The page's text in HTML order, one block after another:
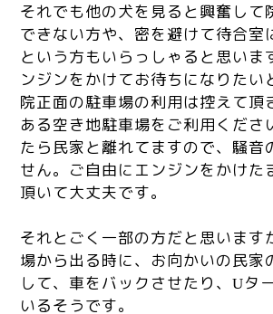
それでも他の犬を見ると興奮して
できない方や、密を避けて待合室
という方もいらっしゃると思いま
ンジンをかけてお待ちになりたい
院正面の駐車場の利用は控えて頂
ある空き地駐車場をご利用くださ
たら民家と離れてますので、騒音
せん。ご自由にエンジンをかけた
頂いて大丈夫です。
それとごく一部の方だと思います
場から出る時に、お向かいの民家
して、車をバックさせたり、
Uタ
いるそうです。